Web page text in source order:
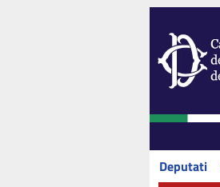
Deputati